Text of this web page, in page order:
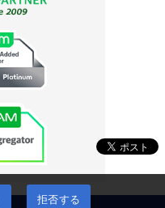
拒否する